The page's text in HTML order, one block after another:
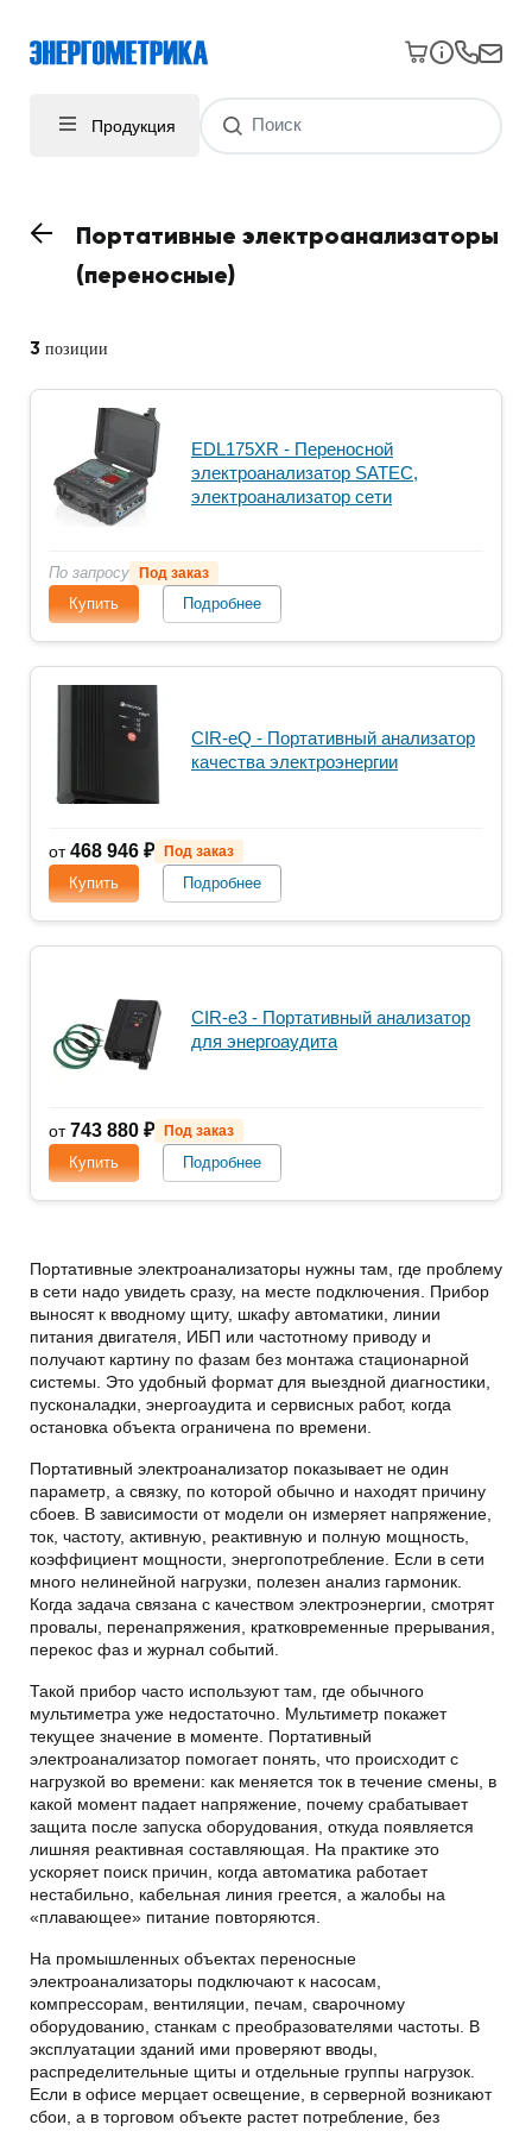
Продукция
Портативные электроанализаторы
(переносные)
3 позиции
EDL175XR - Переносной
электроанализатор SATEC,
электроанализатор сети
По запросу Под заказ
Купить Подробнее
CIR-eQ - Портативный анализатор
качества электроэнергии
от468 946 ₽ Под заказ
Купить Подробнее
CIR-e3 - Портативный анализатор
для энергоаудита
от743 880 ₽ Под заказ
Купить Подробнее
Портативные электроанализаторы нужны там, где проблему
в сети надо увидеть сразу, на месте подключения. Прибор
выносят к вводному щиту, шкафу автоматики, линии
питания двигателя, ИБП или частотному приводу и
получают картину по фазам без монтажа стационарной
системы. Это удобный формат для выездной диагностики,
пусконаладки, энергоаудита и сервисных работ, когда
остановка объекта ограничена по времени.
Портативный электроанализатор показывает не один
параметр, а связку, по которой обычно и находят причину
сбоев. В зависимости от модели он измеряет напряжение,
ток, частоту, активную, реактивную и полную мощность,
коэффициент мощности, энергопотребление. Если в сети
много нелинейной нагрузки, полезен анализ гармоник.
Когда задача связана с качеством электроэнергии, смотрят
провалы, перенапряжения, кратковременные прерывания,
перекос фаз и журнал событий.
Такой прибор часто используют там, где обычного
мультиметра уже недостаточно. Мультиметр покажет
текущее значение в моменте. Портативный
электроанализатор помогает понять, что происходит с
нагрузкой во времени: как меняется ток в течение смены, в
какой момент падает напряжение, почему срабатывает
защита после запуска оборудования, откуда появляется
лишняя реактивная составляющая. На практике это
ускоряет поиск причин, когда автоматика работает
нестабильно, кабельная линия греется, а жалобы на
«плавающее» питание повторяются.
На промышленных объектах переносные
электроанализаторы подключают к насосам,
компрессорам, вентиляции, печам, сварочному
оборудованию, станкам с преобразователями частоты. В
эксплуатации зданий ими проверяют вводы,
распределительные щиты и отдельные группы нагрузок.
Если в офисе мерцает освещение, в серверной возникают
сбои, а в торговом объекте растет потребление, без